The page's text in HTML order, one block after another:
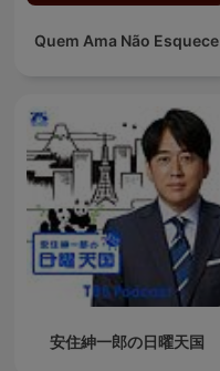
Quem Ama Não Esquece
安住紳一郎の日曜天国